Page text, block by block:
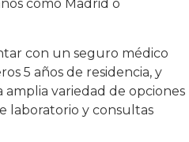
como Madrid o
con un seguro médico
5 años de residencia, y
amplia variedad de opciones
laboratorio y consultas